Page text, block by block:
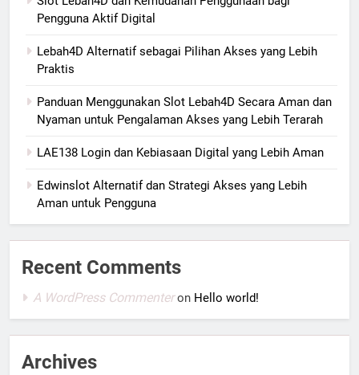
Pengguna Aktif Digital
Lebah4D Alternatif sebagai Pilihan Akses yang Lebih
Praktis
Panduan Menggunakan Slot Lebah4D Secara Aman dan
Nyaman untuk Pengalaman Akses yang Lebih Terarah
LAE138 Login dan Kebiasaan Digital yang Lebih Aman
Edwinslot Alternatif dan Strategi Akses yang Lebih
Aman untuk Pengguna
Recent Comments
A WordPress Commenteron Hello world!
Archives